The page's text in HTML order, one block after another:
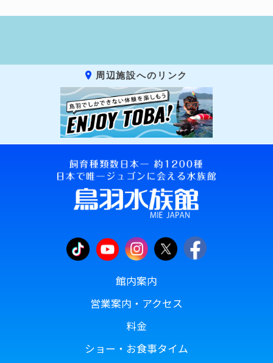
周辺施設へのリンク
館内案内
営業案内・アクセス
料金
ショー・お食事タイム